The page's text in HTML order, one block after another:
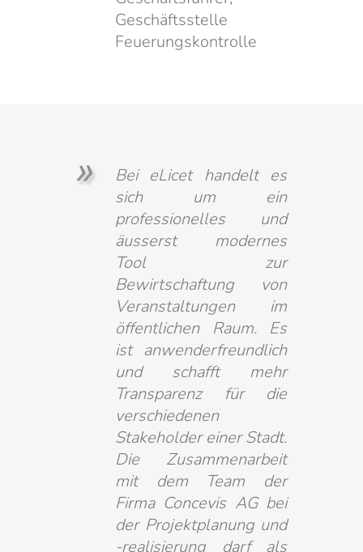
Geschäftsstelle
Feuerungskontrolle
Bei eLicet handelt es
sich um ein
professionelles und
äusserst modernes
Tool zur
Bewirtschaftung von
Veranstaltungen im
öffentlichen Raum. Es
ist anwenderfreundlich
und schafft mehr
Transparenz für die
verschiedenen
Stakeholder einer Stadt.
Die Zusammenarbeit
mit dem Team der
Firma Concevis AG bei
der Projektplanung und
-realisierung darf als